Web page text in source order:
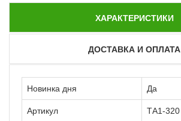
ХАРАКТЕРИСТИКИ
ДОСТАВКА И ОПЛАТА
Новинка дня Да
Артикул ТА1-320